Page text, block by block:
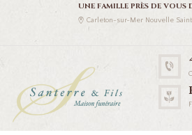
UNE FAMILLE PRÈS DE VOUS
Carleton-sur-Mer Nouvelle